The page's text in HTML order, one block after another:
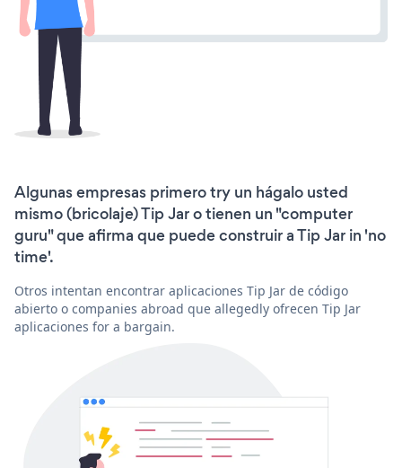
Algunas empresas primero try un hágalo usted
mismo (bricolaje) Tip Jar o tienen un "computer
guru" que afirma que puede construir a Tip Jar in 'no
time'.
Otros intentan encontrar aplicaciones Tip Jar de código
abierto o companies abroad que allegedly ofrecen Tip Jar
aplicaciones for a bargain.